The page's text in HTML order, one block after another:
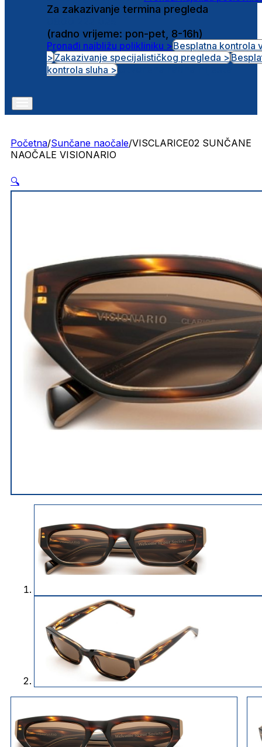
Za zakazivanje termina pregleda
(radno vrijeme: pon-pet, 8-16h)
Pronađi najbližu polikliniku >Besplatna kontrola
>Zakazivanje specijalističkog pregleda >
kontrola sluha >
Početna/Sunčane naočale/VISCLARICE02 SUNČANE
NAOČALE VISIONARIO
🔍